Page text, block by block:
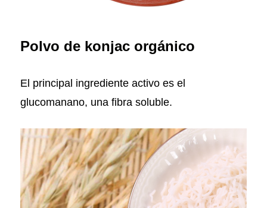
Polvo de konjac orgánico
El principal ingrediente activo es el
glucomanano, una fibra soluble.